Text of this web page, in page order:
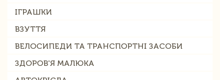
ІГРАШКИ
ВЗУТТЯ
ВЕЛОСИПЕДИ ТА ТРАНСПОРТНІ ЗАСОБИ
ЗДОРОВ'Я МАЛЮКА